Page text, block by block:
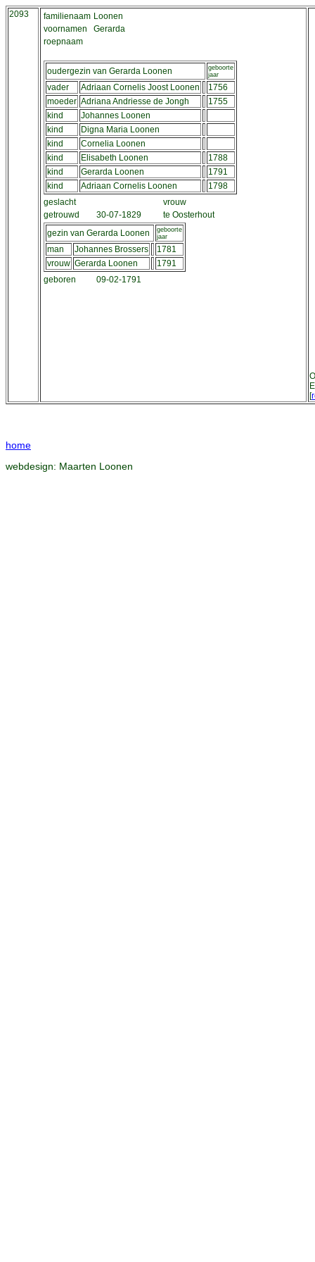
2093 familienaam Loonen
voornamen
Gerarda
roepnaam
oudergezin van Gerarda Loonen
geboorte
jaar
vader Adriaan Cornelis Joost Loonen
1756
moeder Adriana Andriesse de Jongh
1755
kind
Johannes Loonen
kind
Digna Maria Loonen
kind
Cornelia Loonen
kind
Elisabeth Loonen
1788
kind
Gerarda Loonen
1791
kind
Adriaan Cornelis Loonen
1798
geslacht
vrouw
getrouwd
30-07-1829
te Oosterhout
gezin van Gerarda Loonen
geboorte
jaar
man Johannes Brossers
1781
vrouw Gerarda Loonen
1791
geboren
09-02-1791
[
home
webdesign: Maarten Loonen